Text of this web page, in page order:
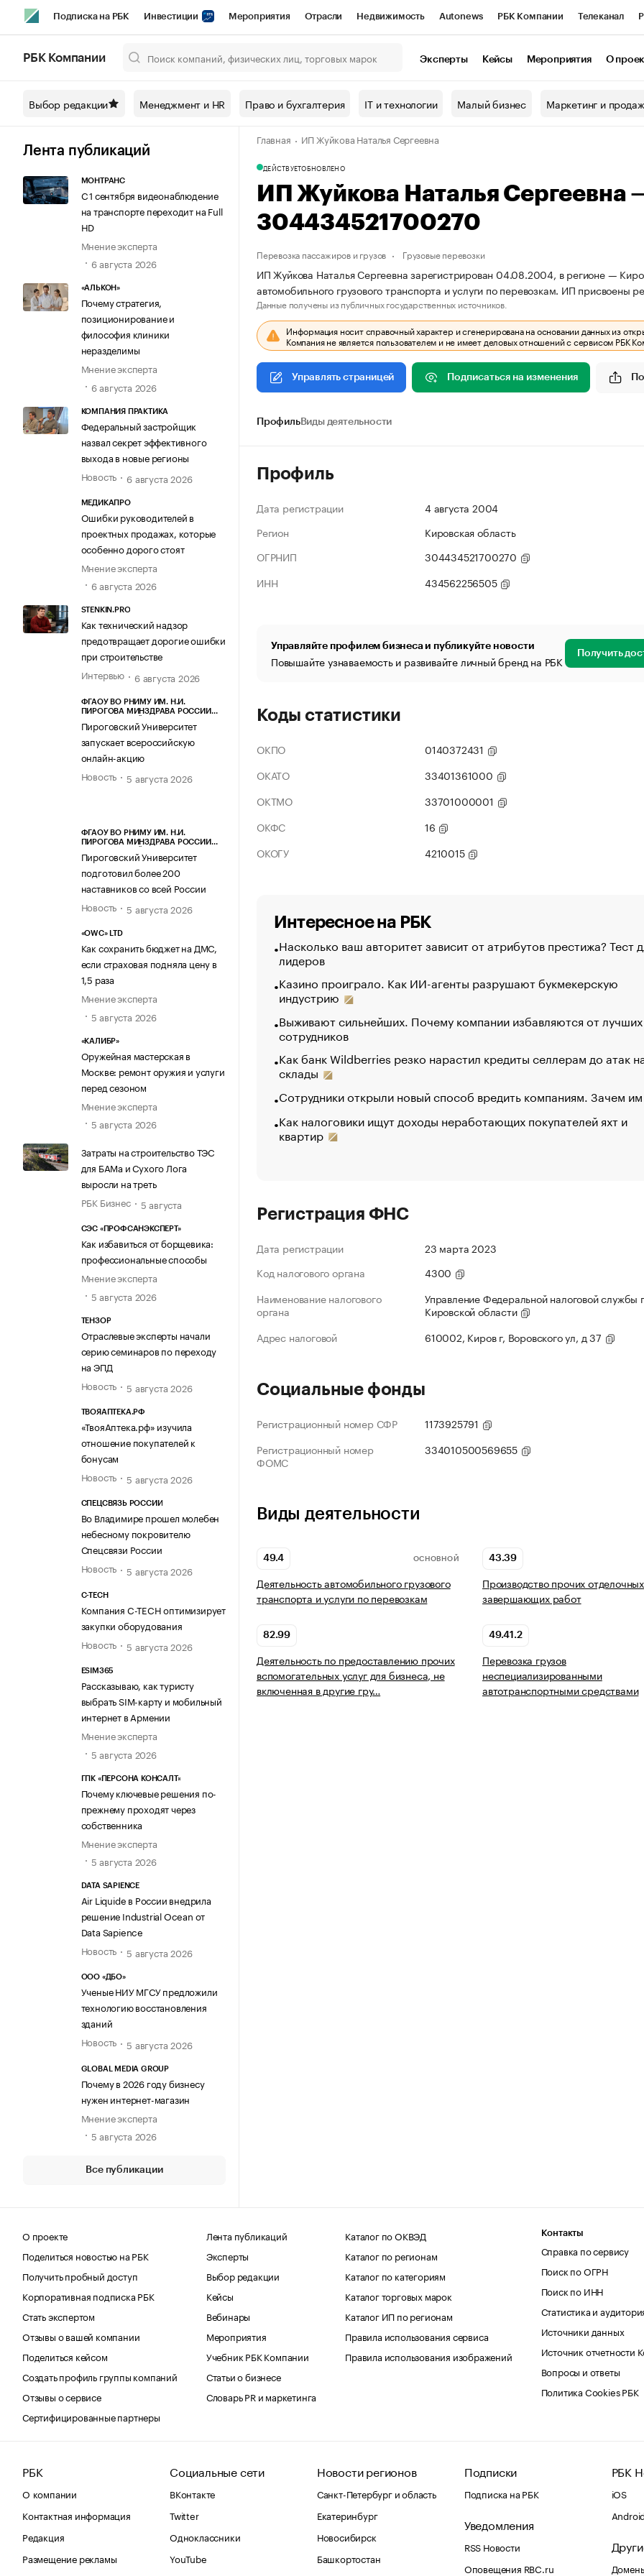
Подписка на РБК Инвестиции Мероприятия Отрасли Недвижимость Autonews РБК Компании Телеканал
Спецпроекты СПб Конференции СПб Спецпроекты Проверка контрагентов
Технологии и медиа Рынок наличной валюты
РБК Компании Эксперты Кейсы Мероприятия О
Выбор редакции Менеджмент и HR Право и бухгалтерия IT и технологии Малый бизнес Маркетинг и
Лента публикаций
МОНТРАНС
С 1 сентября видеонаблюдение
на транспорте переходит на Full
HD
Мнение эксперта
6 августа 2026
«АЛЬКОН»
Почему стратегия,
позиционирование и
философия клиники
неразделимы
Мнение эксперта
6 августа 2026
КОМПАНИЯ ПРАКТИКА
Федеральный застройщик
назвал секрет эффективного
выхода в новые регионы
Новость
6 августа 2026
МЕДИКАПРО
Ошибки руководителей в
проектных продажах, которые
особенно дорого стоят
Мнение эксперта
6 августа 2026
STENKIN.PRO
Как технический надзор
предотвращает дорогие ошибки
при строительстве
Интервью
6 августа 2026
ФГАОУ ВО РНИМУ ИМ. Н.И.
ПИРОГОВА МИНЗДРАВА РОССИИ
Пироговский Университет
запускает всероссийскую
онлайн-акцию
Новость
5 августа 2026
ФГАОУ ВО РНИМУ ИМ. Н.И.
ПИРОГОВА МИНЗДРАВА РОССИИ
Пироговский Университет
подготовил более 200
наставников со всей России
Новость
5 августа 2026
«OWC» LTD
Как сохранить бюджет на ДМС,
если страховая подняла цену в
1,5 раза
Мнение эксперта
5 августа 2026
«КАЛИБР»
Оружейная мастерская в
Москве: ремонт оружия и услуги
перед сезоном
Мнение эксперта
5 августа 2026
Затраты на строительство ТЭС
для БАМа и Сухого Лога
выросли на треть
РБК Бизнес
5 августа
СЭС «ПРОФСАНЭКСПЕРТ»
Как избавиться от борщевика:
профессиональные способы
Мнение эксперта
5 августа 2026
ТЕНЗОР
Отраслевые эксперты начали
серию семинаров по переходу
на ЭПД
Новость
5 августа 2026
ТВОЯАПТЕКА.РФ
«ТвояАптека.рф» изучила
отношение покупателей к
бонусам
Новость
5 августа 2026
СПЕЦСВЯЗЬ РОССИИ
Во Владимире прошел молебен
небесному покровителю
Спецсвязи России
Новость
5 августа 2026
C-TECH
Компания C-TECH оптимизирует
закупки оборудования
Новость
5 августа 2026
ESIM365
Рассказываю, как туристу
выбрать SIM-карту и мобильный
интернет в Армении
Мнение эксперта
5 августа 2026
ГПК «ПЕРСОНА КОНСАЛТ»
Почему ключевые решения по-
прежнему проходят через
собственника
Мнение эксперта
5 августа 2026
DATA SAPIENCE
Air Liquide в России внедрила
решение Industrial Ocean от
Data Sapience
Новость
5 августа 2026
ООО «ДБО»
Ученые НИУ МГСУ предложили
технологию восстановления
зданий
Новость
5 августа 2026
GLOBAL MEDIA GROUP
Почему в 2026 году бизнесу
нужен интернет-магазин
Мнение эксперта
5 августа 2026
Все публикации
Главная ИП Жуйкова Наталья Сергеевна
ДЕЙСТВУЕТОБНОВЛЕНО
ИП Жуйкова Наталья
304434521700270
Перевозка пассажиров и грузов Грузовые перевозки
ИП Жуйкова Наталья Сергеевна зарегистрирован 04.08.2004, в регионе —
автомобильного грузового транспорта и услуги по перевозкам. ИП
Данные получены из публичных государственных источников.
Информация носит справочный характер и сгенерирована на основании данных из
Компания не является пользователем и не имеет деловых отношений с сервисом РБК
Управлять страницей Подписаться на изменения
ПрофильВиды деятельности
Профиль
Дата регистрации
4 августа 2004
Регион
Кировская область
ОГРНИП
304434521700270
ИНН
434562256505
Управляйте профилем бизнеса и публикуйте новости
Повышайте узнаваемость и развивайте личный бренд на РБК Получить
Коды статистики
ОКПО
0140372431
ОКАТО
33401361000
ОКТМО
33701000001
ОКФС
16
ОКОГУ
4210015
Интересное на РБК
Насколько ваш авторитет зависит от атрибутов престижа? Тест
лидеров
Казино проиграло. Как ИИ-агенты разрушают букмекерскую
индустрию
Выживают сильнейших. Почему компании избавляются от лучших
сотрудников
Как банк Wildberries резко нарастил кредиты селлерам до атак
склады
Сотрудники открыли новый способ вредить компаниям. Зачем
Как налоговики ищут доходы неработающих покупателей яхт и
квартир
Регистрация ФНС
Дата регистрации
23 марта 2023
Код налогового органа
4300
Наименование налогового
органа
Управление Федеральной налоговой службы
Кировской области
Адрес налоговой
610002, Киров г, Воровского ул, д 37
Социальные фонды
Регистрационный номер СФР
1173925791
Регистрационный номер
ФОМС
334010500569655
Виды деятельности
49.4 ОСНОВНОЙ
Деятельность автомобильного грузового
транспорта и услуги по перевозкам
43.39
Производство прочих
завершающих работ
82.99
Деятельность по предоставлению прочих
вспомогательных услуг для бизнеса, не
включенная в другие гру…
49.41.2
Перевозка грузов
неспециализированными
автотранспортными средствами
О проекте
Поделиться новостью на РБК
Получить пробный доступ
Корпоративная подписка РБК
Стать экспертом
Отзывы о вашей компании
Поделиться кейсом
Создать профиль группы компаний
Отзывы о сервисе
Сертифицированные партнеры
Лента публикаций
Эксперты
Выбор редакции
Кейсы
Вебинары
Мероприятия
Учебник РБК Компании
Статьи о бизнесе
Словарь PR и маркетинга
Каталог по ОКВЭД
Каталог по регионам
Каталог по категориям
Каталог торговых марок
Каталог ИП по регионам
Правила использования сервиса
Правила использования изображений
Контакты
Справка по сервису
Поиск по ОГРН
Поиск по ИНН
Статистика и
Источники данных
Источник отчетности
Вопросы и ответы
Политика Cookies РБК
РБК
О компании
Контактная информация
Редакция
Размещение рекламы
Социальные сети
ВКонтакте
Twitter
Одноклассники
YouTube
Новости регионов
Санкт-Петербург и область
Екатеринбург
Новосибирск
Башкортостан
Подписки
Подписка на РБК
Уведомления
RSS Новости
Оповещения RBC.ru
РБК
iOS